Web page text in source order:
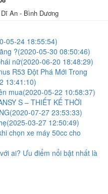
An - Bình Dương
05-24 18:55:54)
?(2020-05-30 08:50:46)
nữ(2020-06-20 18:48:29)
R53 Đột Phá Mới Trong
13:41:10)
mua(2020-05-22 10:58:37)
S – THIẾT KẾ THỜI
(2020-07-27 23:53:33)
(2025-03-27 12:50:49)
chọn xe máy 50cc cho
ai? Ưu điểm nổi bật nhất là